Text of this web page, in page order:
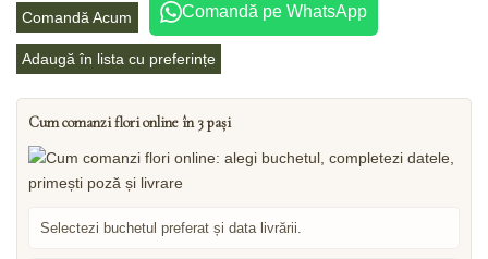
Comandă Acum Comandă pe WhatsApp
Adaugă în lista cu preferințe
Cum comanzi flori online în 3 pași
Selectezi buchetul preferat și data livrării.